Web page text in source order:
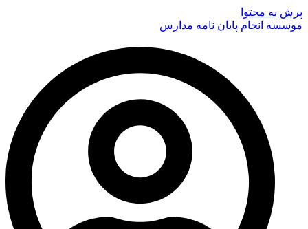
پرش به محتوا
موسسه انجام پایان نامه مدارس